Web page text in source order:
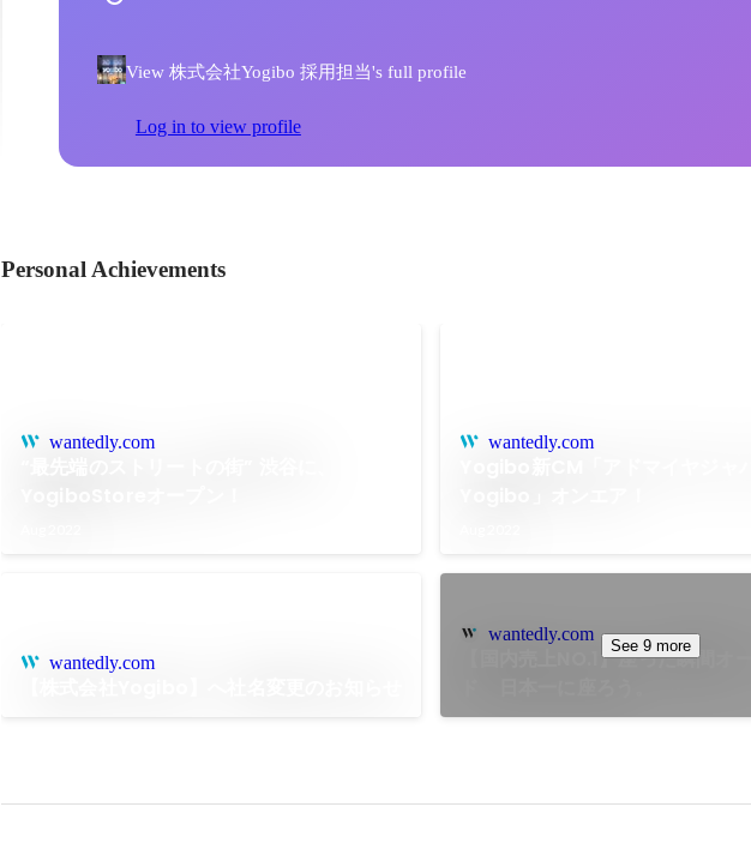
View 株式会社Yogibo 採用担当's full profile
Log in to view profile
Personal Achievements
wantedly.com wantedly.com
wantedly.com
wantedly.com
【国内売上NO.1】座った瞬間オ
See 9 more